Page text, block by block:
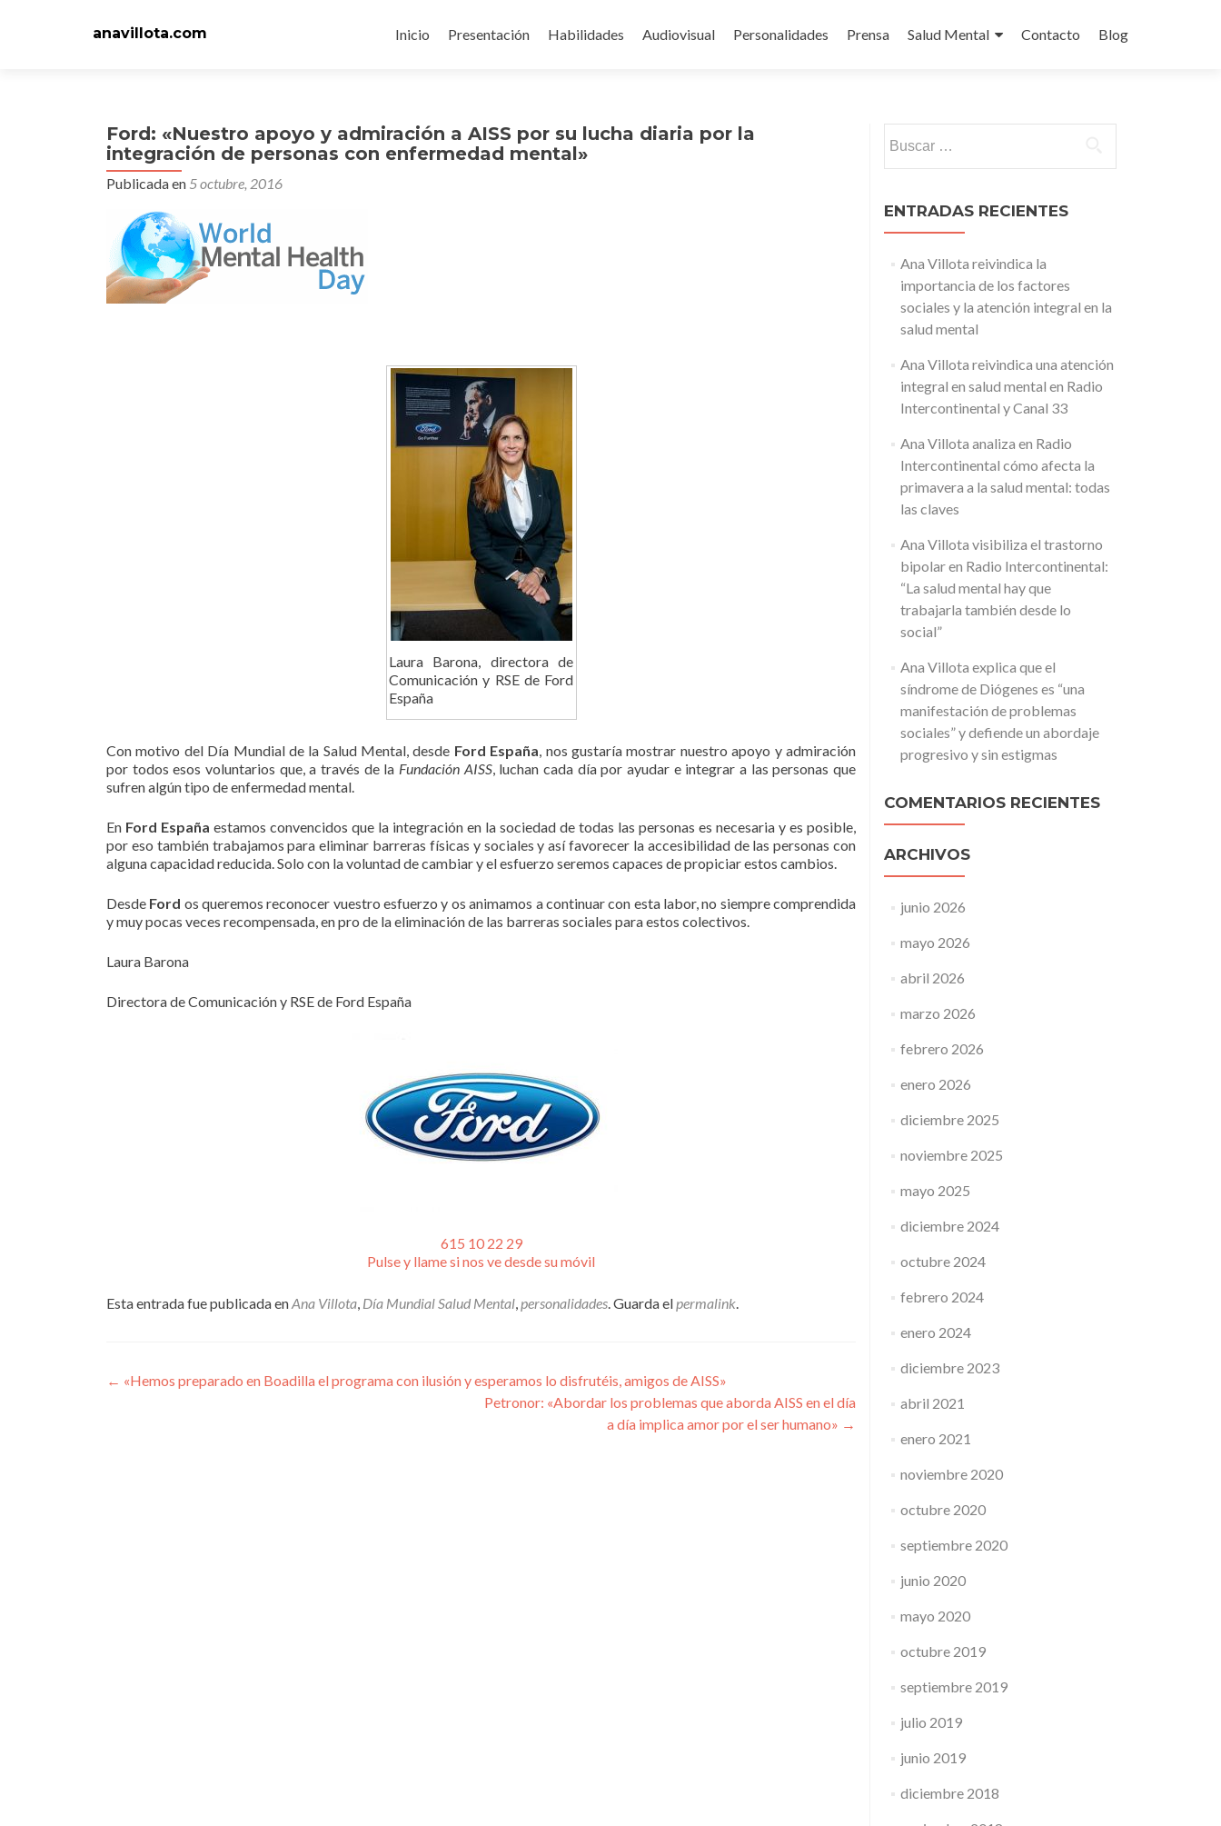
anavillota.com
al
Inicio Presentación Habilidades Audiovisual Personalidades Prensa Salud Mental Contacto Blog
Ford: «Nuestro apoyo y admiración a AISS por su lucha diaria por la
integración de personas con enfermedad mental»
Publicada en 5 octubre, 2016
Laura Barona, directora de
Comunicación y RSE de Ford
España
Con motivo del Día Mundial de la Salud Mental, desde Ford España, nos gustaría mostrar nuestro apoyo y admiración
por todos esos voluntarios que, a través de la Fundación AISS, luchan cada día por ayudar e integrar a las personas que
sufren algún tipo de enfermedad mental.
En Ford España estamos convencidos que la integración en la sociedad de todas las personas es necesaria y es posible,
por eso también trabajamos para eliminar barreras físicas y sociales y así favorecer la accesibilidad de las personas con
alguna capacidad reducida. Solo con la voluntad de cambiar y el esfuerzo seremos capaces de propiciar estos cambios.
Desde Ford os queremos reconocer vuestro esfuerzo y os animamos a continuar con esta labor, no siempre comprendida
y muy pocas veces recompensada, en pro de la eliminación de las barreras sociales para estos colectivos.
Laura Barona
Directora de Comunicación y RSE de Ford España
615 10 22 29
Pulse y llame si nos ve desde su móvil
Esta entrada fue publicada enAna Villota, Día Mundial Salud Mental,personalidades. Guarda elpermalink.
Navegación
← «Hemos preparado en Boadilla el programa con ilusión y esperamos lo disfrutéis, amigos de AISS»
Petronor: «Abordar los problemas que aborda AISS en el día
a día implica amor por el ser humano» →
ENTRADAS RECIENTES
Ana Villota reivindica la
importancia de los factores
sociales y la atención integral en la
salud mental
Ana Villota reivindica una atención
integral en salud mental en Radio
Intercontinental y Canal 33
Ana Villota analiza en Radio
Intercontinental cómo afecta la
primavera a la salud mental: todas
las claves
Ana Villota visibiliza el trastorno
bipolar en Radio Intercontinental:
“La salud mental hay que
trabajarla también desde lo
social”
Ana Villota explica que el
síndrome de Diógenes es “una
manifestación de problemas
sociales” y defiende un abordaje
progresivo y sin estigmas
COMENTARIOS RECIENTES
ARCHIVOS
junio 2026
mayo 2026
abril 2026
marzo 2026
febrero 2026
enero 2026
diciembre 2025
noviembre 2025
mayo 2025
diciembre 2024
octubre 2024
febrero 2024
enero 2024
diciembre 2023
abril 2021
enero 2021
noviembre 2020
octubre 2020
septiembre 2020
junio 2020
mayo 2020
octubre 2019
septiembre 2019
julio 2019
junio 2019
diciembre 2018